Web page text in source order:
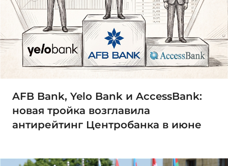
AFB Bank, Yelo Bank и AccessBank:
новая тройка возглавила
антирейтинг Центробанка в июне